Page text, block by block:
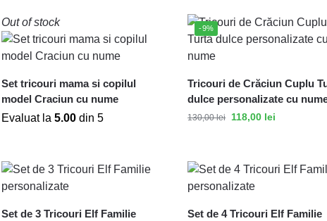
Out of stock
Set tricouri mama si copilul
model Craciun cu nume
Evaluat la 5.00din 5
-9%
Tricouri de Crăciun Cuplu
dulce personalizate cu
130,00lei 118,00 lei
Set de 3 Tricouri Elf Familie
Set de 4 Tricouri Elf Familie